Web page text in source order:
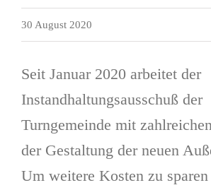
30 August 2020
Seit Januar 2020 arbeitet der
Instandhaltungsausschuß der
Turngemeinde mit
der Gestaltung der neuen
Um weitere Kosten zu